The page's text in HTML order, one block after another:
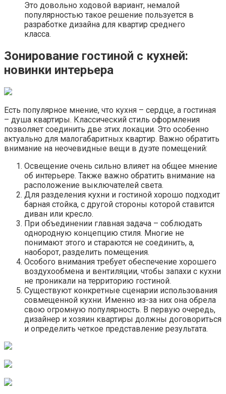
Это довольно ходовой вариант, немалой
популярностью такое решение пользуется в
разработке дизайна для квартир среднего
класса.
Зонирование гостиной с кухней:
новинки интерьера
Есть популярное мнение, что кухня – сердце, а гостиная
– душа квартиры. Классический стиль оформления
позволяет соединить две этих локации. Это особенно
актуально для малогабаритных квартир. Важно обратить
внимание на неочевидные вещи в дуэте помещений:
Освещение очень сильно влияет на общее мнение
об интерьере. Также важно обратить внимание на
расположение выключателей света.
Для разделения кухни и гостиной хорошо подходит
барная стойка, с другой стороны которой ставится
диван или кресло.
При объединении главная задача – соблюдать
однородную концепцию стиля. Многие не
понимают этого и стараются не соединить, а,
наоборот, разделить помещения.
Особого внимания требует обеспечение хорошего
воздухообмена и вентиляции, чтобы запахи с кухни
не проникали на территорию гостиной.
Существуют конкретные сценарии использования
совмещенной кухни. Именно из-за них она обрела
свою огромную популярность. В первую очередь,
дизайнер и хозяин квартиры должны договориться
и определить четкое представление результата.